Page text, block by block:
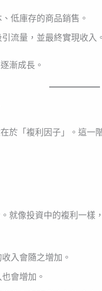
低庫存的商品銷售。
流量，並最終實現收入。
漸成長。
於「複利因子」。這一
就像投資中的複利一
入會隨之增加。
會增加。